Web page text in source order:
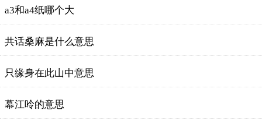
a3和a4纸哪个大
共话桑麻是什么意思
只缘身在此山中意思
幕江呤的意思